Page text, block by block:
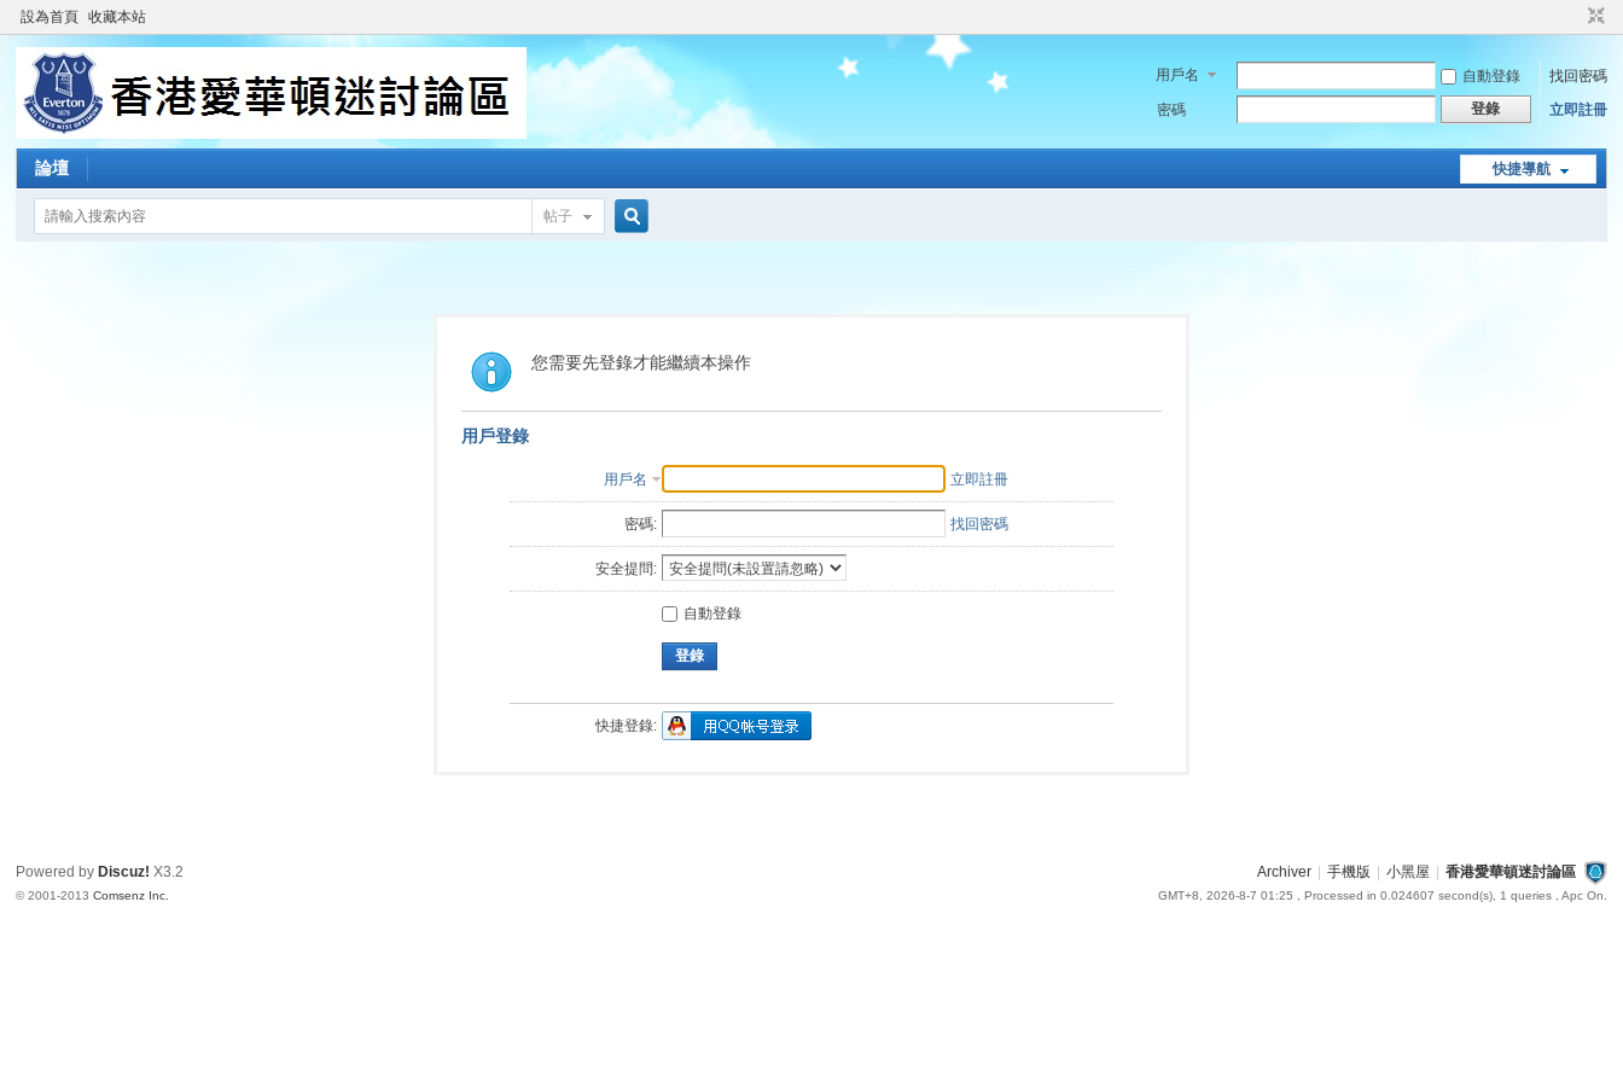
設為首頁 收藏本站
用戶名 自動登錄
找回密碼
密碼
登錄 立即註冊
快捷導航
論壇
帖子
索
您需要先登錄才能繼續本操作
用戶登錄
用戶名 立即註冊
密碼: 找回密碼
安全提問:
自動登錄
登錄
快捷登錄:
Archiver 手機版 小黑屋 香港愛華頓迷討論區
GMT+8, 2026-8-7 01:25 , Processed in 0.024607 second(s), 1 queries , Apc On.
Powered by Discuz! X3.2
© 2001-2013Comsenz Inc.